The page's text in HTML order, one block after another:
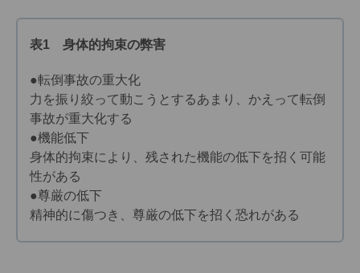
表1 身体的拘束の弊害
●転倒事故の重大化
力を振り絞って動こうとするあまり、かえって転倒
事故が重大化する
●機能低下
身体的拘束により、残された機能の低下を招く可能
性がある
●尊厳の低下
精神的に傷つき、尊厳の低下を招く恐れがある